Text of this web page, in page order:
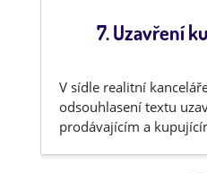
7. Uzavření
V sídle realitní
odsouhlasení textu
prodávajícím a